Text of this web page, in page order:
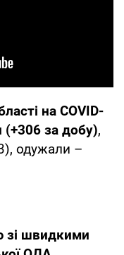
на COVID-
за добу),
одужали –
зі швидкими